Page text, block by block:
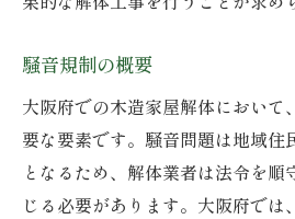
騒音規制の概要
大阪府での木造家屋解体において
要な要素です。騒音問題は地域住
となるため、解体業者は法令を
じる必要があります。大阪府では